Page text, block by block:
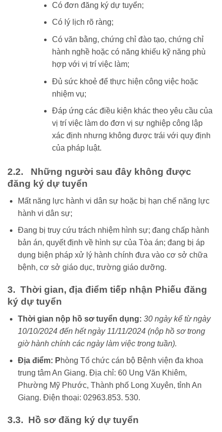
Có đơn đăng ký dự tuyển;
Có lý lịch rõ ràng;
Có văn bằng, chứng chỉ đào tạo, chứng chỉ
hành nghề hoặc có năng khiếu kỹ năng phù
hợp với vị trí việc làm;
Đủ sức khoẻ để thực hiện công việc hoặc
nhiệm vụ;
Đáp ứng các điều kiện khác theo yêu cầu của
vị trí việc làm do đơn vị sự nghiệp công lập
xác định nhưng không được trái với quy định
của pháp luật.
2.2. Những người sau đây không được
đăng ký dự tuyển
Mất năng lực hành vi dân sự hoặc bị hạn chế năng lực
hành vi dân sự;
Đang bị truy cứu trách nhiệm hình sự; đang chấp hành
bản án, quyết định về hình sự của Tòa án; đang bị áp
dụng biện pháp xử lý hành chính đưa vào cơ sở chữa
bệnh, cơ sở giáo dục, trường giáo dưỡng.
3. Thời gian, địa điểm tiếp nhận Phiếu đăng
ký dự tuyển
Thời gian nộp hồ sơ tuyển dụng: 30 ngày kể từ ngày
10/10/2024 đến hết ngày 11/11/2024 (nộp hồ sơ trong
giờ hành chính các ngày làm việc trong tuần).
Địa điểm: Phòng Tổ chức cán bộ Bệnh viện đa khoa
trung tâm An Giang. Địa chỉ: 60 Ung Văn Khiêm,
Phường Mỹ Phước, Thành phố Long Xuyên, tỉnh An
Giang. Điện thoại: 02963.853. 530.
3.3. Hồ sơ đăng ký dự tuyển